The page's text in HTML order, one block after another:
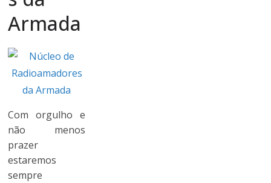
Armada
Com orgulho e
não menos
prazer
estaremos
sempre